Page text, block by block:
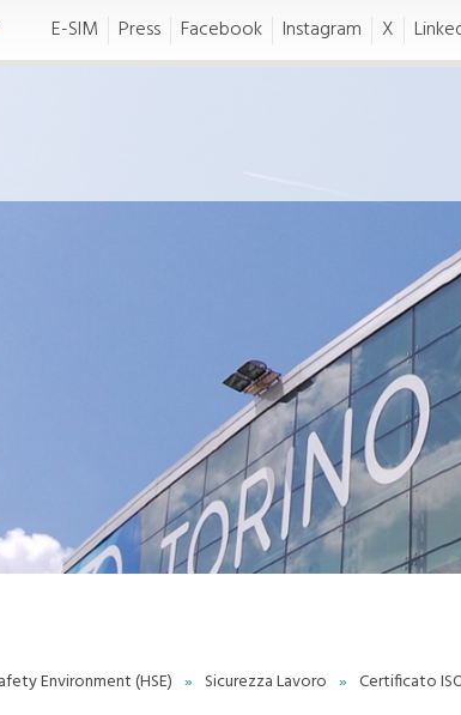
E-SIM Press Facebook Instagram X
Environment
(HSE)
Health Safety Environment
SAFETY
Safety Policy
Certificato di Aeroporto
Safety Management
System
SICUREZZA LAVORO
Environment (HSE) » Sicurezza Lavoro » Certificato